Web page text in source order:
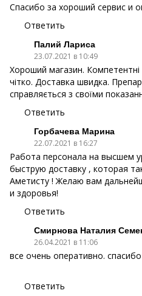
Спасибо за хороший сервис и
Ответить
Палий Лариса
23.07.2021 в 10:49
Хороший магазин.
чітко. Доставка швидка.
справляється з своїми
Ответить
Горбачева Марина
22.07.2021 в 16:27
Работа персонала на высшем
быструю доставку , которая
Аметисту ! Желаю вам
и здоровья!
Ответить
Смирнова Наталия
26.04.2021 в 11:06
все очень оперативно. спасибо
Ответить